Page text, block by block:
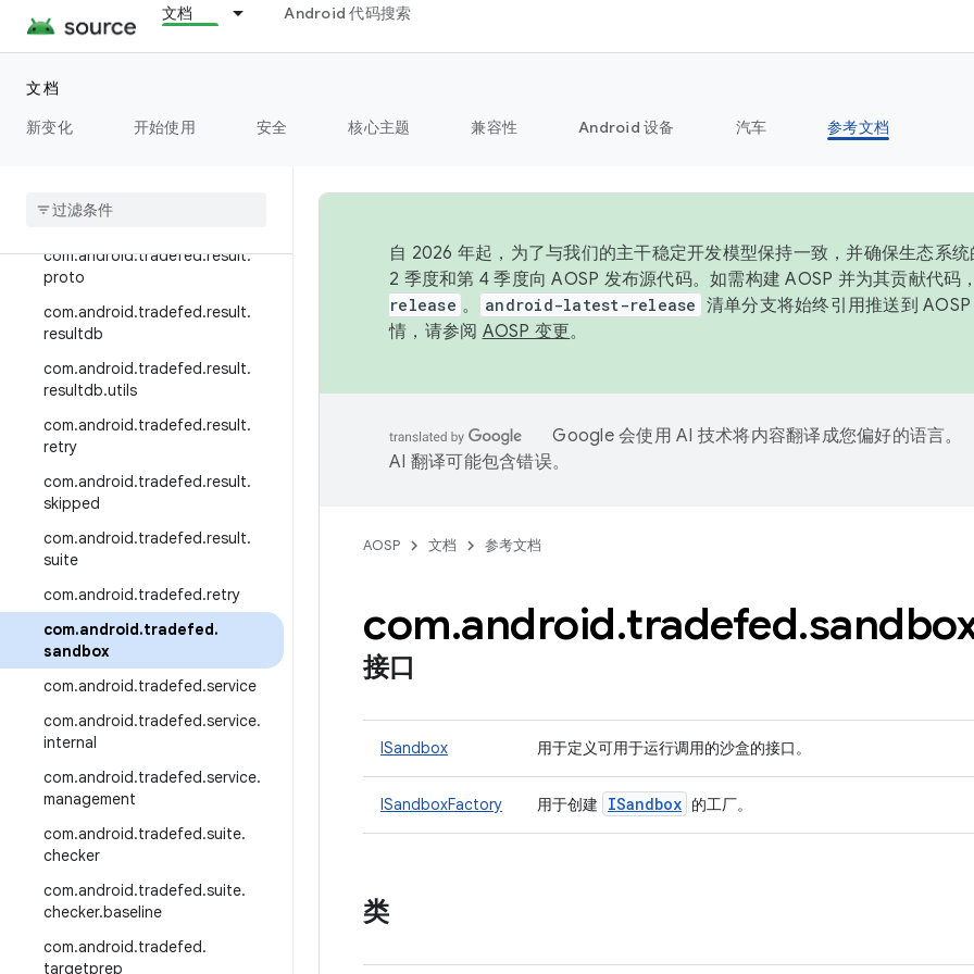
文档 Android 代码搜索
文档
新变化
开始使用 安全 核心主题 兼容性 Android 设备 汽车 参考文档
essor
com.android.tradefed.postproc
com .android
error
com.android.tradefed.result.
proto
com.android.tradefed.result.
resultdb
com.android.tradefed.result.
resultdb.utils
com.android.tradefed.result.
retry
com.android.tradefed.result.
skipped
com.android.tradefed.result.
suite
com.android.tradefed.retry
com.android.tradefed.
sandbox
com.android.tradefed.service
com.android.tradefed.service.
internal
com.android.tradefed.service.
management
com.android.tradefed.suite.
checker
com.android.tradefed.suite.
checker.baseline
com.android.tradefed.
targetprep
自 2026 年起，为了与我们的主干稳定开发模型保持一致，并确保生态系
2 季度和第 4 季度向 AOSP 发布源代码。如需构建 AOSP 并为其贡献代码
release 。 android-latest-release 清单分支将始终引用推送到
情，请参阅 AOSP 变更。
Google 会使用 AI 技术将内容翻译成您偏好的语言。
AI 翻译可能包含错误。
AOSP 文档 参考文档
com.android.tradefed.
接口
ISandbox 用于定义可用于运行调用的沙盒的接口。
ISandboxFactory 用于创建 ISandbox 的工厂。
类